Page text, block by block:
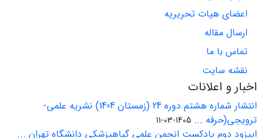
اعضای هیات تحریریه
ارسال مقاله
تماس با ما
نقشه سایت
اخبار و اعلانات
انتشار شماره هشتم دوره 24 (زمستان 1404) نشریه علمی-
ترویجی(حرفه ... 1405-03-11
اپیزود دوم پادکست انجمن علمی گیاهپزشکی دانشگاه تهران ...